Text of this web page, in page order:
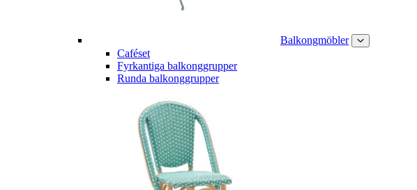
Balkongmöbler
Caféset
Fyrkantiga balkonggrupper
Runda balkonggrupper